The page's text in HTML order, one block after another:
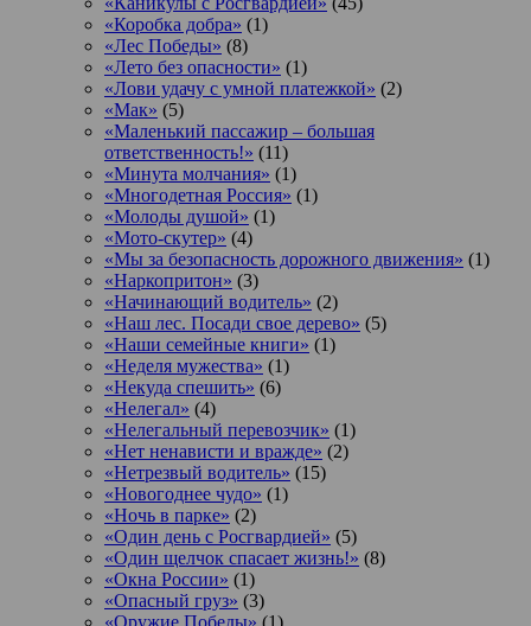
«Коробка добра» (1)
«Лес Победы» (8)
«Лето без опасности» (1)
«Лови удачу с умной платежкой» (2)
«Мак» (5)
«Маленький пассажир – большая
ответственность!» (11)
«Минута молчания» (1)
«Многодетная Россия» (1)
«Молоды душой» (1)
«Мото-скутер» (4)
«Мы за безопасность дорожного движения» (1)
«Наркопритон» (3)
«Начинающий водитель» (2)
«Наш лес. Посади свое дерево» (5)
«Наши семейные книги» (1)
«Неделя мужества» (1)
«Некуда спешить» (6)
«Нелегал» (4)
«Нелегальный перевозчик» (1)
«Нет ненависти и вражде» (2)
«Нетрезвый водитель» (15)
«Новогоднее чудо» (1)
«Ночь в парке» (2)
«Один день с Росгвардией» (5)
«Один щелчок спасает жизнь!» (8)
«Окна России» (1)
«Опасный груз» (3)
«Оружие Победы» (1)